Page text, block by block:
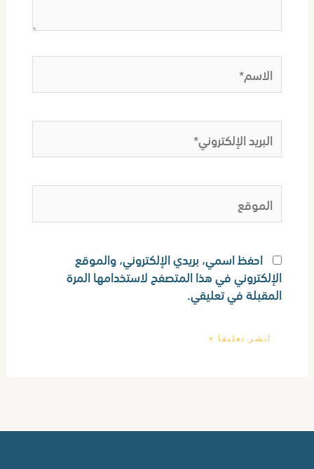
الاسم*
البريد
الإلكتروني*
الموقع
احفظ اسمي، بريدي الإلكتروني، والموقع
الإلكتروني في هذا المتصفح لاستخدامها المرة
المقبلة في تعليقي.